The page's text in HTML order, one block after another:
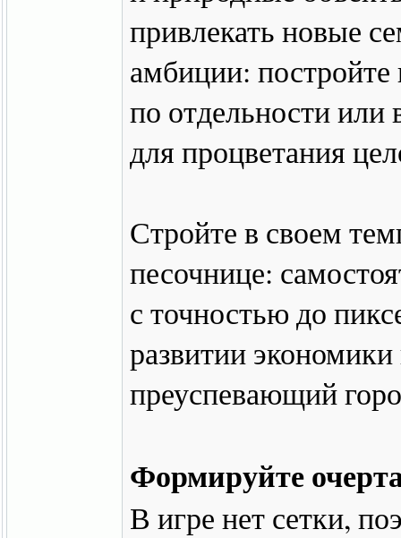
привлекать новые
амбиции: постройте
по отдельности
для процветания
Стройте в своем
песочнице:
с точностью до
развитии
преуспевающий
Формируйте
В игре нет сетки,